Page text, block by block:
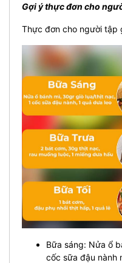
Gợi ý thực đơn cho
Thực đơn cho người tập
Bữa sáng: Nửa ổ
cốc sữa đậu nành